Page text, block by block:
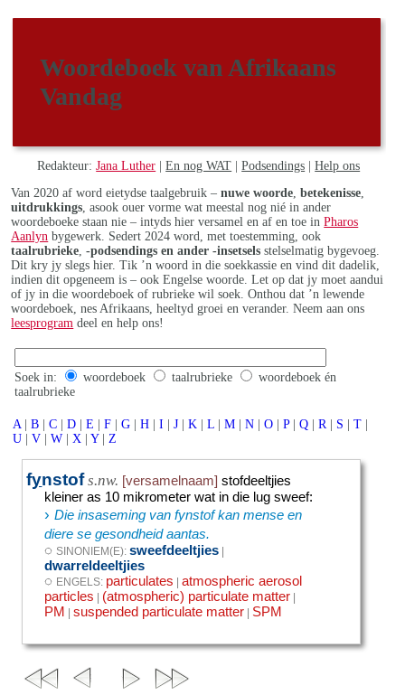
Woordeboek van Afrikaans
Vandag
Redakteur:Jana Luther |En nog WAT |Podsendings |Help ons
Van 2020 af word eietydse taalgebruik –nuwe woorde ,betekenisse
uitdrukkings , asook ouer vorme wat meestal nog nié in ander
woordeboeke staan nie – intyds hier versamel en af en toe inPharos
Aanlyn bygewerk. Sedert 2024 word, met toestemming, ook
taalrubrieke ,-podsendings en ander -insetsels stelselmatig bygevoeg.
Dit kry jy slegs hier. Tik ’n woord in die soekkassie en vind dit dadelik,
indien dit opgeneem is – ook Engelse woorde. Let op dat jy moet aandui
of jy in die woordeboek of rubrieke wil soek. Onthou dat ’n lewende
woordeboek, nes Afrikaans, heeltyd groei en verander. Neem aan ons
leesprogram deel en help ons!
Soek in: woordeboek taalrubrieke
woordeboek én
taalrubrieke
A | B | C | D | E | F | G | H | I | J | K | L | M | N | O | P | Q | R | S | T |
U | V | W | X | Y | Z
fynstof s.nw. [versamelnaam] stofdeeltjies
kleiner as 10 mikrometer wat in die lug sweef:
› Die insaseming van fynstof kan mense en
diere se gesondheid aantas.
◌SINONIEM(E):sweefdeeltjies |
dwarreldeeltjies
◌ ENGELS: particulates |atmospheric aerosol
particles | (atmospheric) particulate matter |
PM |suspended particulate matter | SPM